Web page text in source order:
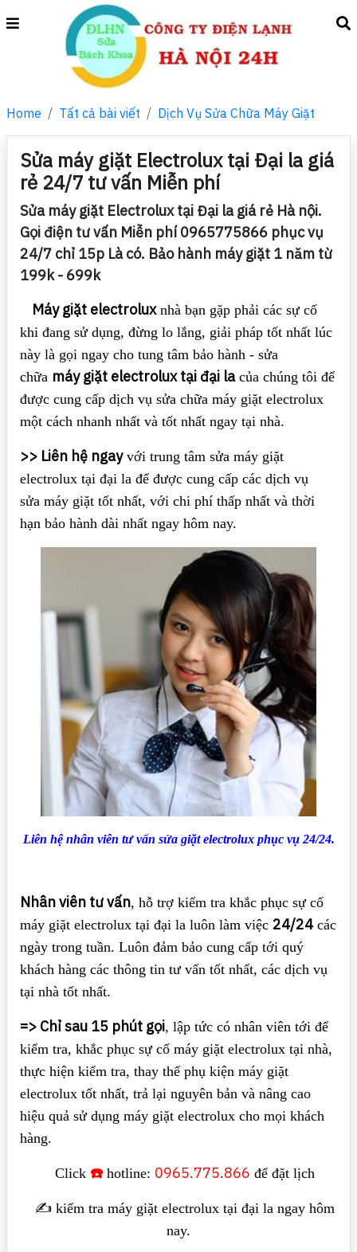
Home Tất cả bài viết Dịch Vụ Sửa Chữa Máy Giặt
Sửa máy giặt Electrolux tại Đại la giá
rẻ 24/7 tư vấn Miễn phí
Sửa máy giặt Electrolux tại Đại la giá rẻ Hà nội.
Gọi điện tư vấn Miễn phí 0965775866 phục vụ
24/7 chỉ 15p Là có. Bảo hành máy giặt 1 năm từ
199k - 699k
Máy giặt electroluxnhà bạn gặp phải các sự cố
khi đang sử dụng, đừng lo lắng, giải pháp tốt nhất lúc
này là gọi ngay cho tung tâm bảo hành - sửa
chữa máy giặt electrolux tại đại lacủa chúng tôi để
được cung cấp dịch vụ sửa chữa máy giặt electrolux
một cách nhanh nhất và tốt nhất ngay tại nhà.
>> Liên hệ ngayvới trung tâm sửa máy giặt
electrolux tại đại la để được cung cấp các dịch vụ
sửa máy giặt tốt nhất, với chi phí thấp nhất và thời
hạn bảo hành dài nhất ngay hôm nay.
Liên hệ nhân viên tư vấn sửa giặt electrolux phục vụ 24/24.
Nhân viên tư vấn, hỗ trợ kiểm tra khắc phục sự cố
máy giặt electrolux tại đại la luôn làm việc 24/24các
ngày trong tuần. Luôn đảm bảo cung cấp tới quý
khách hàng các thông tin tư vấn tốt nhất, các dịch vụ
tại nhà tốt nhất.
=> Chỉ sau 15 phút gọi, lập tức có nhân viên tới để
kiểm tra, khắc phục sự cố máy giặt electrolux tại nhà,
thực hiện kiểm tra, thay thế phụ kiện máy giặt
electrolux tốt nhất, trả lại nguyên bản và nâng cao
hiệu quả sử dụng máy giặt electrolux cho mọi khách
hàng.
Click ☎️hotline: 0965.775.866 để đặt lịch
✍️ kiểm tra máy giặt electrolux tại đại la ngay hôm
nay.